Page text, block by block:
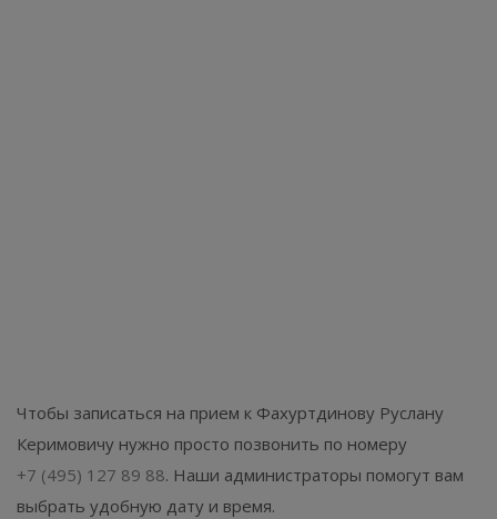
Чтобы записаться на прием к Фахуртдинову Руслану
Керимовичу нужно просто позвонить по номеру
+7 (495) 127 89 88. Наши администраторы помогут вам
выбрать удобную дату и время.